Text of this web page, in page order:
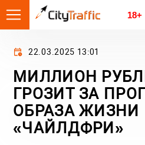
18+
22.03.2025 13:01
МИЛЛИОН
ГРОЗИТ ЗА
ОБРАЗА ЖИЗНИ
«ЧАЙЛДФРИ»